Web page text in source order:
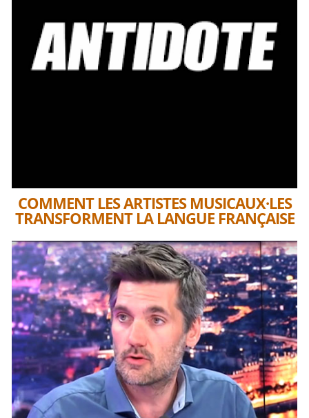
COMMENT LES ARTISTES MUSICAUX·LES
TRANSFORMENT LA LANGUE FRANÇAISE